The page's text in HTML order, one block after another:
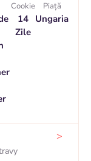
Cookie
14
Zile
Piaţă
Ungaria
>